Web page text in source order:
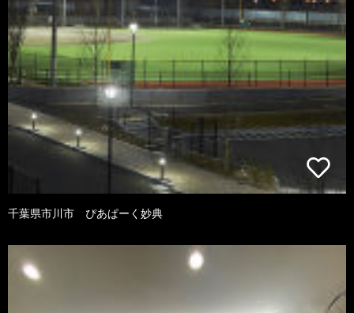
千葉県市川市 ぴあぱーく妙典